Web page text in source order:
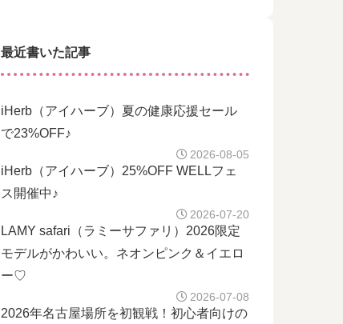
最近書いた記事
iHerb（アイハーブ）夏の健康応援セール
で23%OFF♪
2026-08-05
iHerb（アイハーブ）25%OFF WELLフェ
ス開催中♪
2026-07-20
LAMY safari（ラミーサファリ）2026限定
モデルがかわいい。ネオンピンク＆イエロ
ー♡
2026-07-08
2026年名古屋場所を初観戦！初心者向けの